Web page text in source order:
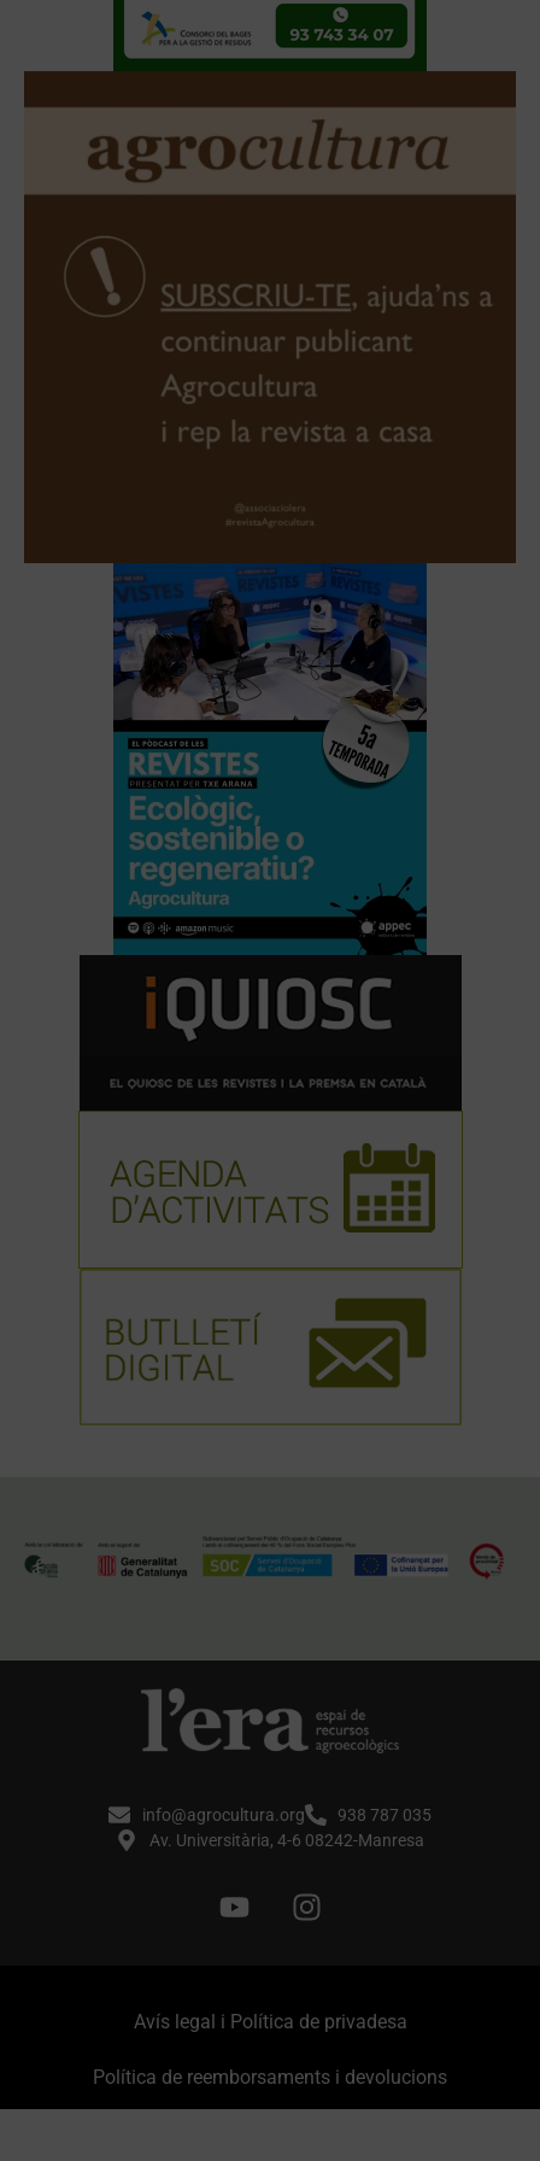
info@agrocultura.org
938 787 035
Av. Universitària, 4-6 08242-Manresa
Avís legal i Política de privadesa
Política de reemborsaments i devolucions